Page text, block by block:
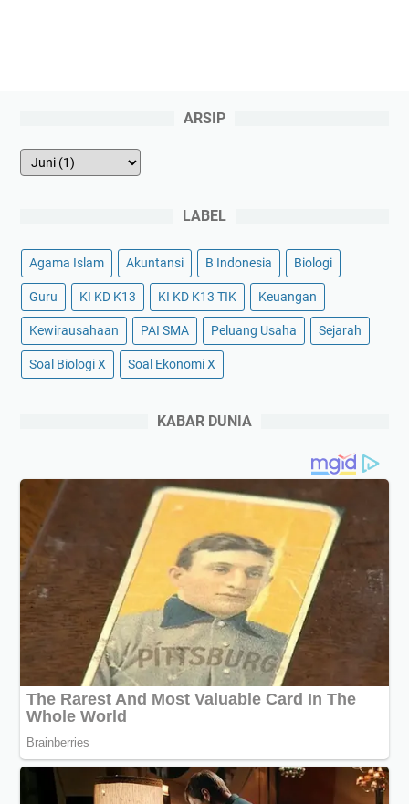
ARSIP
LABEL
Agama Islam Akuntansi B Indonesia Biologi
Guru KI KD K13 KI KD K13 TIK Keuangan
Kewirausahaan PAI SMA Peluang Usaha Sejarah
Soal Biologi X Soal Ekonomi X
KABAR DUNIA